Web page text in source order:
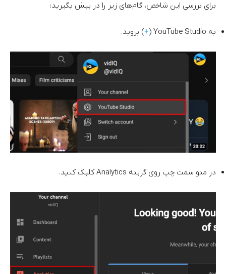
برای بررسی این شاخص، گام‌های زیر را در پیش بگیرید:
به YouTube Studio ( +) بروید.
در منو سمت چپ روی گزینه Analytics کلیک کنید.